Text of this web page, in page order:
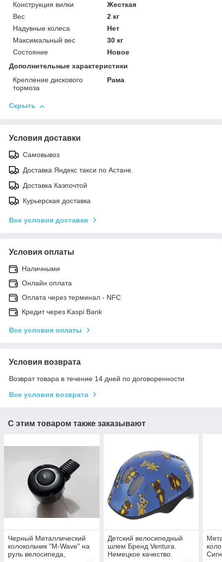
Конструкция вилки
Жесткая
Вес
2 кг
Надувные колеса
Нет
Максимальный вес
30 кг
Состояние
Новое
Дополнительные характеристики
Крепление дискового
тормоза
Рама
Скрыть
Условия доставки
Самовывоз
Доставка Яндекс такси по Астане.
Доставка Казпочтой
Курьерская доставка
Все условия доставки
Условия оплаты
Наличными
Онлайн оплата
Оплата через терминал - NFC
Кредит через Kaspi Bank
Все условия оплаты
Условия возврата
Возврат товара в течение 14 дней по договоренности
Все условия возврата
С этим товаром также заказывают
Черный Металлический
колокольчик "M-Wave" на
руль велосипеда,
Детский велосипедный
шлем Бренд Ventura.
Немецкое качество.